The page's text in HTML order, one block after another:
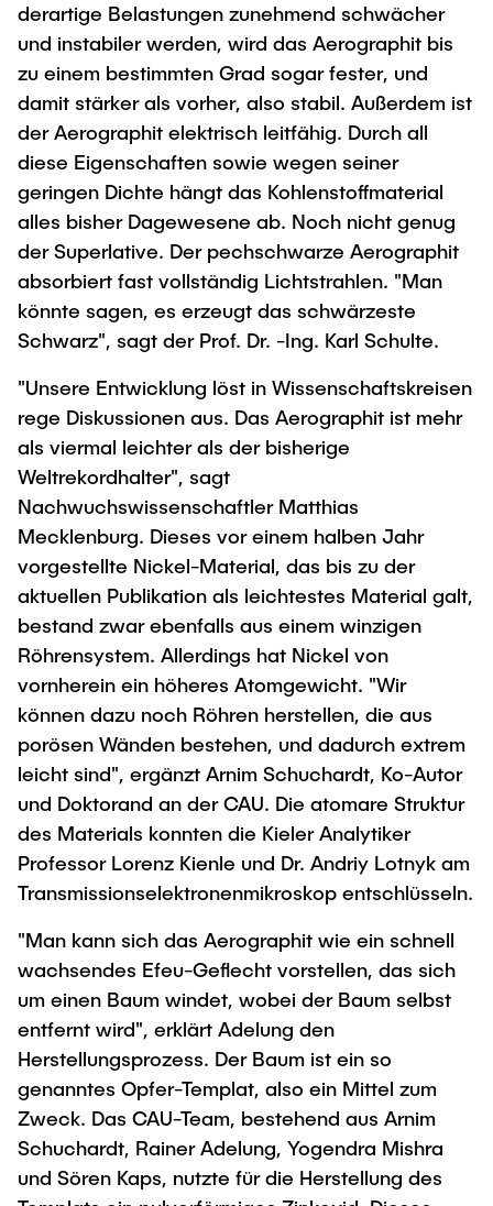
derartige Belastungen zunehmend schwächer
und instabiler werden, wird das Aerographit bis
zu einem bestimmten Grad sogar fester, und
damit stärker als vorher, also stabil. Außerdem ist
der Aerographit elektrisch leitfähig. Durch all
diese Eigenschaften sowie wegen seiner
geringen Dichte hängt das Kohlenstoffmaterial
alles bisher Dagewesene ab. Noch nicht genug
der Superlative. Der pechschwarze Aerographit
absorbiert fast vollständig Lichtstrahlen. "Man
könnte sagen, es erzeugt das schwärzeste
Schwarz", sagt der Prof. Dr. -Ing. Karl Schulte.
"Unsere Entwicklung löst in Wissenschaftskreisen
rege Diskussionen aus. Das Aerographit ist mehr
als viermal leichter als der bisherige
Weltrekordhalter", sagt
Nachwuchswissenschaftler Matthias
Mecklenburg. Dieses vor einem halben Jahr
vorgestellte Nickel-Material, das bis zu der
aktuellen Publikation als leichtestes Material galt,
bestand zwar ebenfalls aus einem winzigen
Röhrensystem. Allerdings hat Nickel von
vornherein ein höheres Atomgewicht. "Wir
können dazu noch Röhren herstellen, die aus
porösen Wänden bestehen, und dadurch extrem
leicht sind", ergänzt Arnim Schuchardt, Ko-Autor
und Doktorand an der CAU. Die atomare Struktur
des Materials konnten die Kieler Analytiker
Professor Lorenz Kienle und Dr. Andriy Lotnyk am
Transmissionselektronenmikroskop entschlüsseln.
"Man kann sich das Aerographit wie ein schnell
wachsendes Efeu-Geflecht vorstellen, das sich
um einen Baum windet, wobei der Baum selbst
entfernt wird", erklärt Adelung den
Herstellungsprozess. Der Baum ist ein so
genanntes Opfer-Templat, also ein Mittel zum
Zweck. Das CAU-Team, bestehend aus Arnim
Schuchardt, Rainer Adelung, Yogendra Mishra
und Sören Kaps, nutzte für die Herstellung des